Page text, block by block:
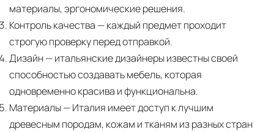
материалы, эргономические решения.
Контроль качества — каждый предмет проходит
строгую проверку перед отправкой.
Дизайн— итальянские дизайнеры известны своей
способностью создавать мебель, которая
одновременно красива и функциональна.
Материалы— Италия имеет доступ к лучшим
древесным породам, кожам и тканям из разных стран